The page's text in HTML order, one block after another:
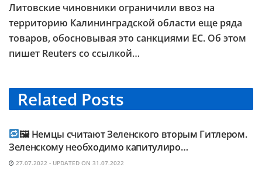
Литовские чиновники ограничили ввоз на
территорию Калининградской области еще ряда
товаров, обосновывая это санкциями ЕС. Об этом
пишет Reuters со ссылкой…
Related Posts
TELEGRAM KANAL @NEUESAUSRUSSLAND
🖼 Немцы считают Зеленского вторым Гитлером.
Зеленскому необходимо капитулиро…
27.07.2022 - UPDATED ON 31.07.2022